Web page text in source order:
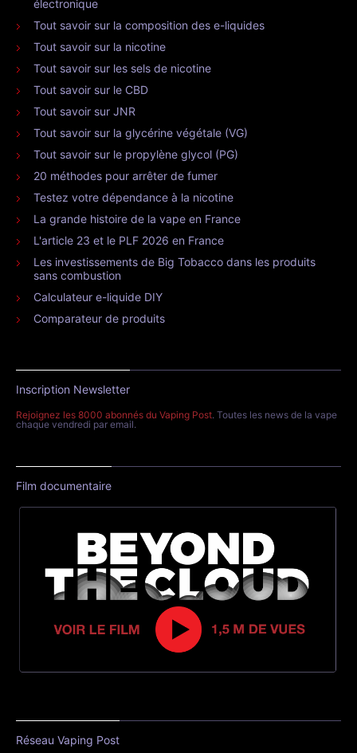
électronique
Tout savoir sur la composition des e-liquides
Tout savoir sur la nicotine
Tout savoir sur les sels de nicotine
Tout savoir sur le CBD
Tout savoir sur JNR
Tout savoir sur la glycérine végétale (VG)
Tout savoir sur le propylène glycol (PG)
20 méthodes pour arrêter de fumer
Testez votre dépendance à la nicotine
La grande histoire de la vape en France
L'article 23 et le PLF 2026 en France
Les investissements de Big Tobacco dans les produits
sans combustion
Calculateur e-liquide DIY
Comparateur de produits
Inscription Newsletter
Rejoignez les 8000 abonnés du Vaping Post. Toutes les news de la vape
chaque vendredi par email.
Film documentaire
Réseau Vaping Post